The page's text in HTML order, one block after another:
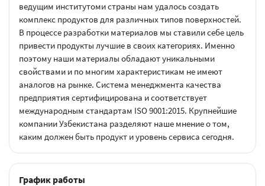
ведущим институтоми страны нам удалось создать
комплекс продуктов для различных типов поверхностей.
В процессе разработки материалов мы ставили себе цель
привести продукты лучшие в своих категориях. Именно
поэтому наши материалы обладают уникальными
свойствами и по многим характеристикам не имеют
аналогов на рынке. Система менеджмента качества
предприятия сертифицирована и соответствует
международным стандартам ISO 9001:2015. Крупнейшие
компании Узбекистана разделяют наше мнение о том,
каким должен быть продукт и уровень сервиса сегодня.
График работы